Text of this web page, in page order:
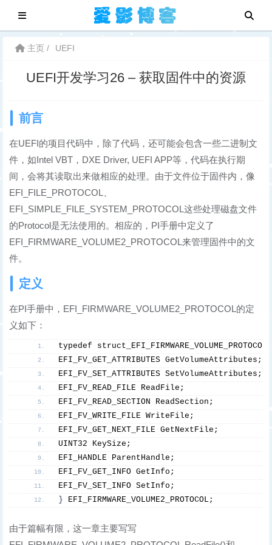
主页 UEFI
UEFI开发学习26 – 获取固件中的资源
前言
在UEFI的项目代码中，除了代码，还可能会包含一些二进制文
件，如Intel VBT，DXE Driver, UEFI APP等，代码在执行期
间，会将其读取出来做相应的处理。由于文件位于固件内，像
EFI_FILE_PROTOCOL、
EFI_SIMPLE_FILE_SYSTEM_PROTOCOL这些处理磁盘文件
的Protocol是无法使用的。相应的，PI手册中定义了
EFI_FIRMWARE_VOLUME2_PROTOCOL来管理固件中的文
件。
定义
在PI手册中，EFI_FIRMWARE_VOLUME2_PROTOCOL的定
义如下：
typedef struct_EFI_FIRMWARE_VOLUME_PROTOCOL
EFI_FV_GET_ATTRIBUTES GetVolumeAttributes;
EFI_FV_SET_ATTRIBUTES SetVolumeAttributes;
EFI_FV_READ_FILE ReadFile;
EFI_FV_READ_SECTION ReadSection;
EFI_FV_WRITE_FILE WriteFile;
EFI_FV_GET_NEXT_FILE GetNextFile;
UINT32 KeySize;
EFI_HANDLE ParentHandle;
EFI_FV_GET_INFO GetInfo;
EFI_FV_SET_INFO SetInfo;
} EFI_FIRMWARE_VOLUME2_PROTOCOL;
由于篇幅有限，这一章主要写写